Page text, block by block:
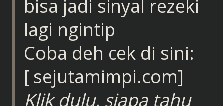
bisa jadi sinyal rezeki
lagi ngintip
Coba deh cek di sini:
[ sejutamimpi.com]
Klik dulu, siapa tahu